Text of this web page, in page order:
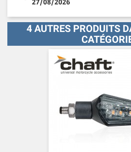
4 AUTRES PRODUITS